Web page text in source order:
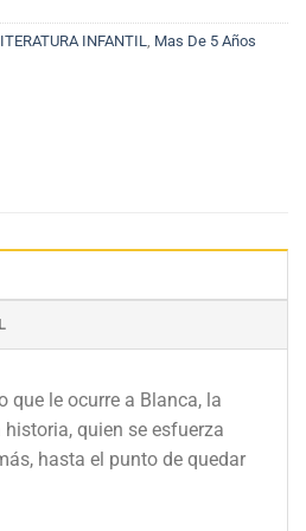
INFANTIL, Mas De 5 Años
que le ocurre a Blanca, la
quien se esfuerza
hasta el punto de quedar